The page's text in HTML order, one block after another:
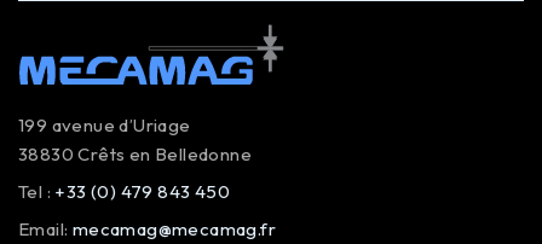
199 avenue d’Uriage
38830 Crêts en Belledonne
Tel : +33 (0) 479 843 450
Email: mecamag@mecamag.fr